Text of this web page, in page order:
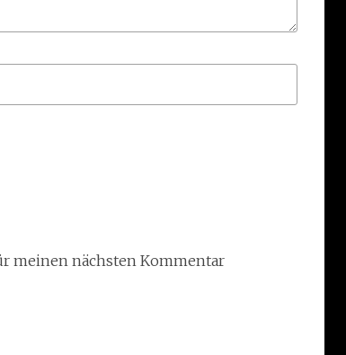
meinen nächsten Kommentar